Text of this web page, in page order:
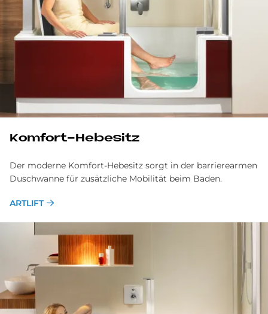
Komfort-Hebesitz
Der moderne Komfort-Hebesitz sorgt in der barrierearmen
Duschwanne für zusätzliche Mobilität beim Baden.
ARTLIFT